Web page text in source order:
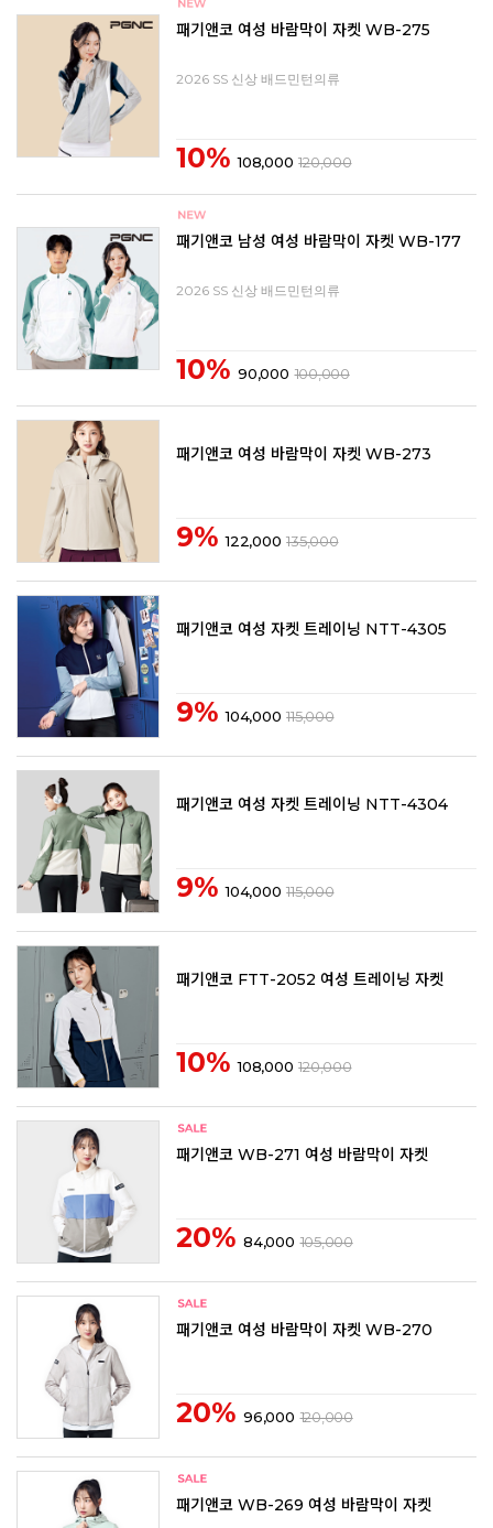
패기앤코 여성 바람막이 자켓 WB-275
2026 SS 신상 배드민턴의류
10% 108,000 120,000
패기앤코 남성 여성 바람막이 자켓 WB-177
2026 SS 신상 배드민턴의류
10% 90,000 100,000
패기앤코 여성 바람막이 자켓 WB-273
9% 122,000 135,000
패기앤코 여성 자켓 트레이닝 NTT-4305
9% 104,000 115,000
패기앤코 여성 자켓 트레이닝 NTT-4304
9% 104,000 115,000
패기앤코 FTT-2052 여성 트레이닝 자켓
10% 108,000 120,000
패기앤코 WB-271 여성 바람막이 자켓
20% 84,000 105,000
패기앤코 여성 바람막이 자켓 WB-270
20% 96,000 120,000
패기앤코 WB-269 여성 바람막이 자켓